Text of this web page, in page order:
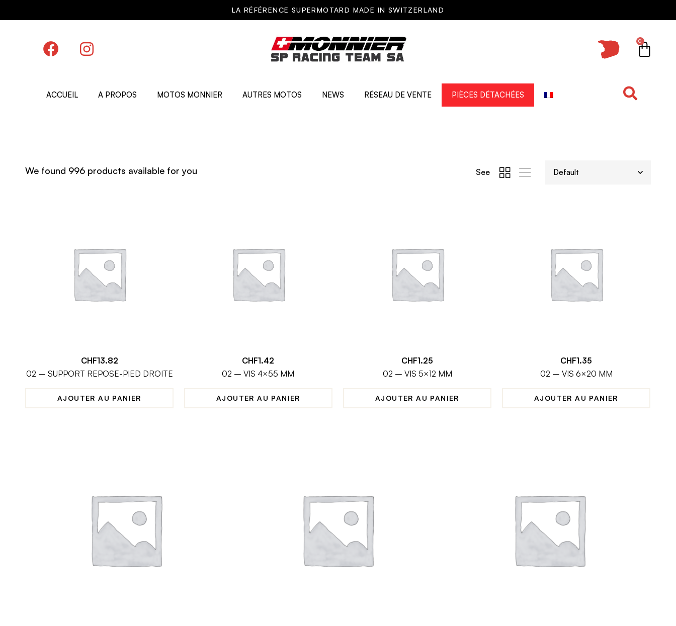
LA RÉFÉRENCE SUPERMOTARD MADE IN SWITZERLAND
0
ACCUEIL A PROPOS MOTOS MONNIER AUTRES MOTOS NEWS RÉSEAU DE VENTE PIÈCES DÉTACHÉES
We found 996 products available for you See
CHF13.82
02 – SUPPORT REPOSE-PIED DROITE
AJOUTER AU PANIER
CHF1.42
02 – VIS 4×55 MM
AJOUTER AU PANIER
CHF1.25
02 – VIS 5×12 MM
AJOUTER AU PANIER
CHF1.35
02 – VIS 6×20 MM
AJOUTER AU PANIER